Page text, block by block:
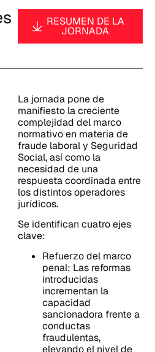
RESUMEN DE LA
JORNADA
La jornada pone de
manifiesto la creciente
complejidad del marco
normativo en materia de
fraude laboral y Seguridad
Social, así como la
necesidad de una
respuesta coordinada entre
los distintos operadores
jurídicos.
Se identifican cuatro ejes
clave:
Refuerzo del marco
penal: Las reformas
introducidas
incrementan la
capacidad
sancionadora frente a
conductas
fraudulentas,